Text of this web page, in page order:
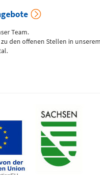
Team.
zu den offenen Stellen in